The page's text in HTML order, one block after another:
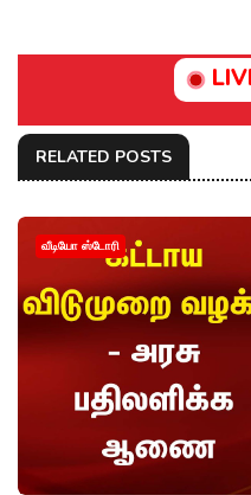
RELATED POSTS
வீடியோ ஸ்டோரி